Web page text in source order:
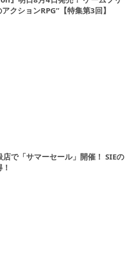
クションRPG”【特集第3回】
で「サマーセール」開催！ SIEの